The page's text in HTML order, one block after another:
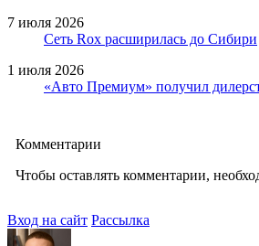
7 июля 2026
Сеть Rox расширилась до Сибири
1 июля 2026
«Авто Премиум» получил
Комментарии
Чтобы оставлять комментарии,
Вход на сайт Рассылка